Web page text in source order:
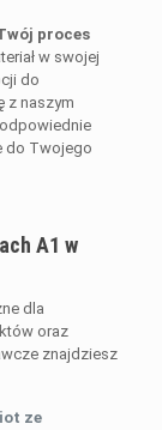
proces
w swojej
do
z naszym
do Twojego
A1 w
dla
oraz
znajdziesz
ze